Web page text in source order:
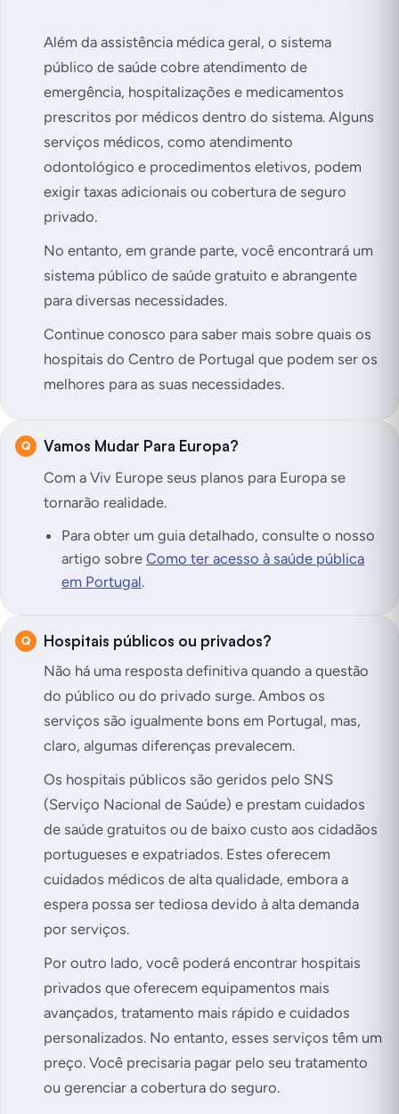
Além da assistência médica geral, o sistema
público de saúde cobre atendimento de
emergência, hospitalizações e medicamentos
prescritos por médicos dentro do sistema. Alguns
serviços médicos, como atendimento
odontológico e procedimentos eletivos, podem
exigir taxas adicionais ou cobertura de seguro
privado.
No entanto, em grande parte, você encontrará um
sistema público de saúde gratuito e abrangente
para diversas necessidades.
Continue conosco para saber mais sobre quais os
hospitais do Centro de Portugal que podem ser os
melhores para as suas necessidades.
Vamos Mudar Para Europa?
Com a Viv Europe seus planos para Europa se
tornarão realidade.
Para obter um guia detalhado, consulte o nosso
artigo sobre Como ter acesso à saúde pública
em Portugal.
Hospitais públicos ou privados?
Não há uma resposta definitiva quando a questão
do público ou do privado surge. Ambos os
serviços são igualmente bons em Portugal, mas,
claro, algumas diferenças prevalecem.
Os hospitais públicos são geridos pelo SNS
(Serviço Nacional de Saúde) e prestam cuidados
de saúde gratuitos ou de baixo custo aos cidadãos
portugueses e expatriados. Estes oferecem
cuidados médicos de alta qualidade, embora a
espera possa ser tediosa devido à alta demanda
por serviços.
Por outro lado, você poderá encontrar hospitais
privados que oferecem equipamentos mais
avançados, tratamento mais rápido e cuidados
personalizados. No entanto, esses serviços têm um
preço. Você precisaria pagar pelo seu tratamento
ou gerenciar a cobertura do seguro.